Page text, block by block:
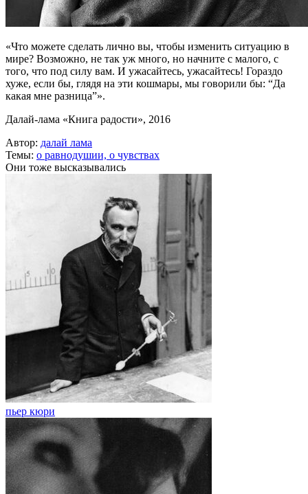
«Что можете сделать лично вы, чтобы изменить ситуацию в
мире? Возможно, не так уж много, но начните с малого, с
того, что под силу вам. И ужасайтесь, ужасайтесь! Гораздо
хуже, если бы, глядя на эти кошмары, мы говорили бы: “Да
какая мне разница”».
Далай-лама «Книга радости», 2016
Автор: далай лама
Темы: о равнодушии, о чувствах
Они тоже высказывались
пьер кюри